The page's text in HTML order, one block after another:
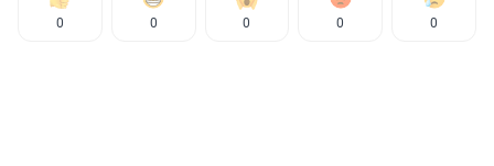
0 0 0 0 0